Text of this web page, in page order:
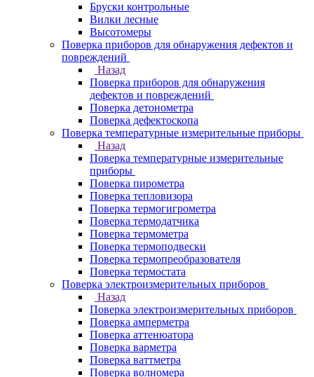
Бруски контрольные
Вилки лесные
Высотомеры
Поверка приборов для обнаружения дефектов и
повреждений
Назад
Поверка приборов для обнаружения
дефектов и повреждений
Поверка детонометра
Поверка дефектоскопа
Поверка температурные измерительные приборы
Назад
Поверка температурные измерительные
приборы
Поверка пирометра
Поверка тепловизора
Поверка термогигрометра
Поверка термодатчика
Поверка термометра
Поверка термоподвески
Поверка термопреобразователя
Поверка термостата
Поверка электроизмерительных приборов
Назад
Поверка электроизмерительных приборов
Поверка амперметра
Поверка аттенюатора
Поверка варметра
Поверка ваттметра
Поверка волномера